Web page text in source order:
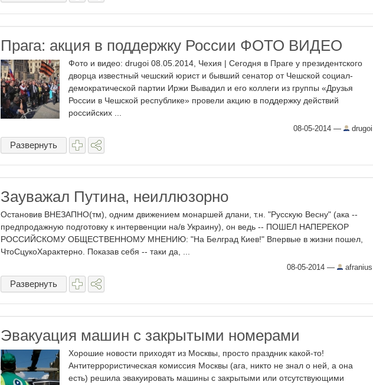
Прага: акция в поддержку России ФОТО ВИДЕО
Фото и видео: drugoi 08.05.2014, Чехия | Сегодня в Праге у президентского
дворца известный чешский юрист и бывший сенатор от Чешской социал-
демократической партии Иржи Вывадил и его коллеги из группы «Друзья
России в Чешской республике» провели акцию в поддержку действий
российских ...
08-05-2014 — drugoi
Развернуть
Зауважал Путина, неиллюзорно
Остановив ВНЕЗАПНО(тм), одним движением монаршей длани, т.н. "Русскую Весну" (ака --
предпродажную подготовку к интервенции на/в Украину), он ведь -- ПОШЕЛ НАПЕРЕКОР
РОССИЙСКОМУ ОБЩЕСТВЕННОМУ МНЕНИЮ: "На Белград Киев!" Впервые в жизни пошел,
ЧтоСцукоХарактерно. Показав себя -- таки да, ...
08-05-2014 — afranius
Развернуть
Эвакуация машин с закрытыми номерами
Хорошие новости приходят из Москвы, просто праздник какой-то!
Антитеррористическая комиссия Москвы (ага, никто не знал о ней, а она
есть) решила эвакуировать машины с закрытыми или отсутствующими